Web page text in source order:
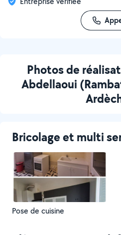
Photos de
Abdellaoui
Bricolage et multi
Pose de cuisine